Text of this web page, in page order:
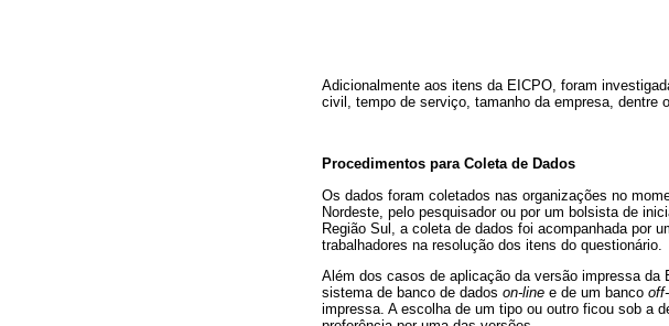
Adicionalmente aos itens da EICPO, foram
civil, tempo de serviço, tamanho da empresa, dentre
Procedimentos para Coleta de Dados
Os dados foram coletados nas organizações no
Nordeste, pelo pesquisador ou por um bolsista de
Região Sul, a coleta de dados foi acompanhada por
trabalhadores na resolução dos itens do questionário.
Além dos casos de aplicação da versão impressa da
sistema de banco de dados on-line e de um banco
impressa. A escolha de um tipo ou outro ficou sob a